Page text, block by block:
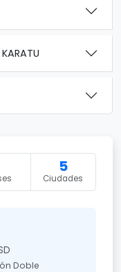
5
Ciudades
Doble